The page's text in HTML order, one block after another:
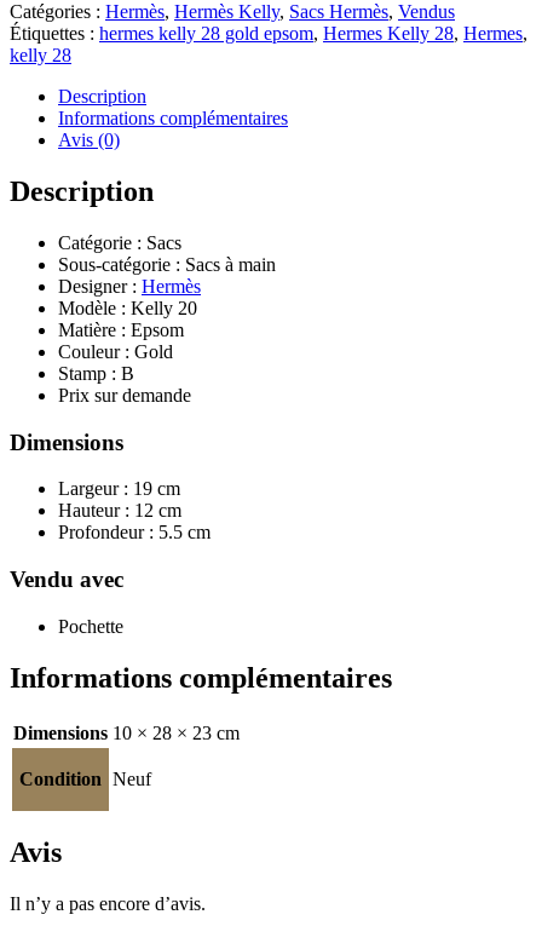
Catégories : Hermès, Hermès Kelly, Sacs Hermès, Vendus
Étiquettes : hermes kelly 28 gold epsom, Hermes Kelly 28, Hermes,
kelly 28
Description
Informations complémentaires
Avis (0)
Description
Catégorie : Sacs
Sous-catégorie : Sacs à main
Designer : Hermès
Modèle : Kelly 20
Matière : Epsom
Couleur : Gold
Stamp : B
Prix sur demande
Dimensions
Largeur : 19 cm
Hauteur : 12 cm
Profondeur : 5.5 cm
Vendu avec
Pochette
Informations complémentaires
Dimensions 10 × 28 × 23 cm
Condition Neuf
Avis
Il n’y a pas encore d’avis.